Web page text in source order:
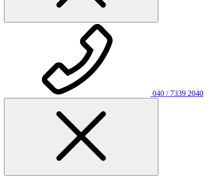
040 / 7339 2040